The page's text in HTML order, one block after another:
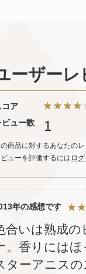
ーザーレ
コア
ビュー数
1
の商品に対するあなたの
ューを評価するには ロ
年の感想です
合いは熟成
。香りには
ターアニス